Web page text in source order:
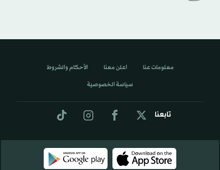
تابعنا
معلومات عنا اعلن معنا الأحكام والشروط
سياسة الخصوصية